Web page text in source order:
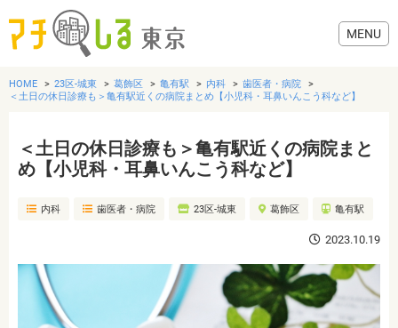
グルメ
美容・健康
歯医者・病院
おでかけ
HOME 23区-城東 葛飾区 亀有駅 内科
歯医者・病院
＜土日の休日診療も＞亀有駅近くの病院まとめ【小児科・耳鼻いんこう科など】
＜土日の休日診療も＞亀有駅近くの病院まと
め【小児科・耳鼻いんこう科など】
内科 歯医者・病院 23区-城東 葛飾区 亀有駅
2023.10.19